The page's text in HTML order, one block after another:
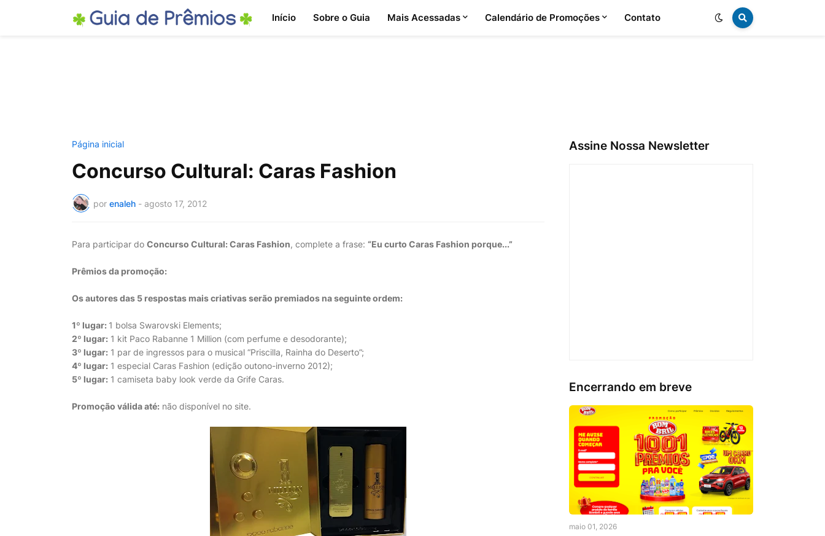
Início Sobre o Guia Mais Acessadas Calendário de Promoções Contato
Página inicial
Concurso Cultural: Caras Fashion
por enaleh - agosto 17, 2012
Para participar do Concurso Cultural: Caras Fashion, complete a frase: “Eu curto Caras Fashion porque...”
Prêmios da promoção:
Os autores das 5 respostas mais criativas serão premiados na seguinte ordem:
1º lugar: 1 bolsa Swarovski Elements;
2º lugar: 1 kit Paco Rabanne 1 Million (com perfume e desodorante);
3º lugar: 1 par de ingressos para o musical “Priscilla, Rainha do Deserto”;
4º lugar: 1 especial Caras Fashion (edição outono-inverno 2012);
5º lugar: 1 camiseta baby look verde da Grife Caras.
Promoção válida até: não disponível no site.
Assine Nossa Newsletter
Encerrando em breve
maio 01, 2026